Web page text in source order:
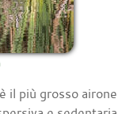
il più grosso airone